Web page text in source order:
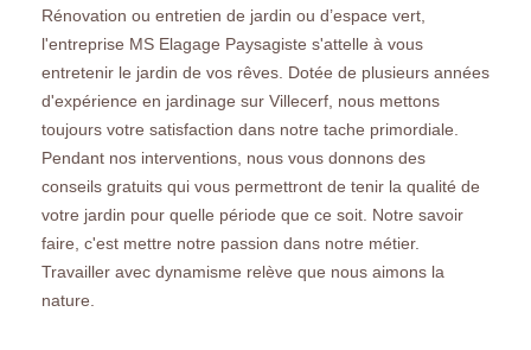
Rénovation ou entretien de jardin ou d’espace vert,
l'entreprise MS Elagage Paysagiste s'attelle à vous
entretenir le jardin de vos rêves. Dotée de plusieurs années
d'expérience en jardinage sur Villecerf, nous mettons
toujours votre satisfaction dans notre tache primordiale.
Pendant nos interventions, nous vous donnons des
conseils gratuits qui vous permettront de tenir la qualité de
votre jardin pour quelle période que ce soit. Notre savoir
faire, c'est mettre notre passion dans notre métier.
Travailler avec dynamisme relève que nous aimons la
nature.